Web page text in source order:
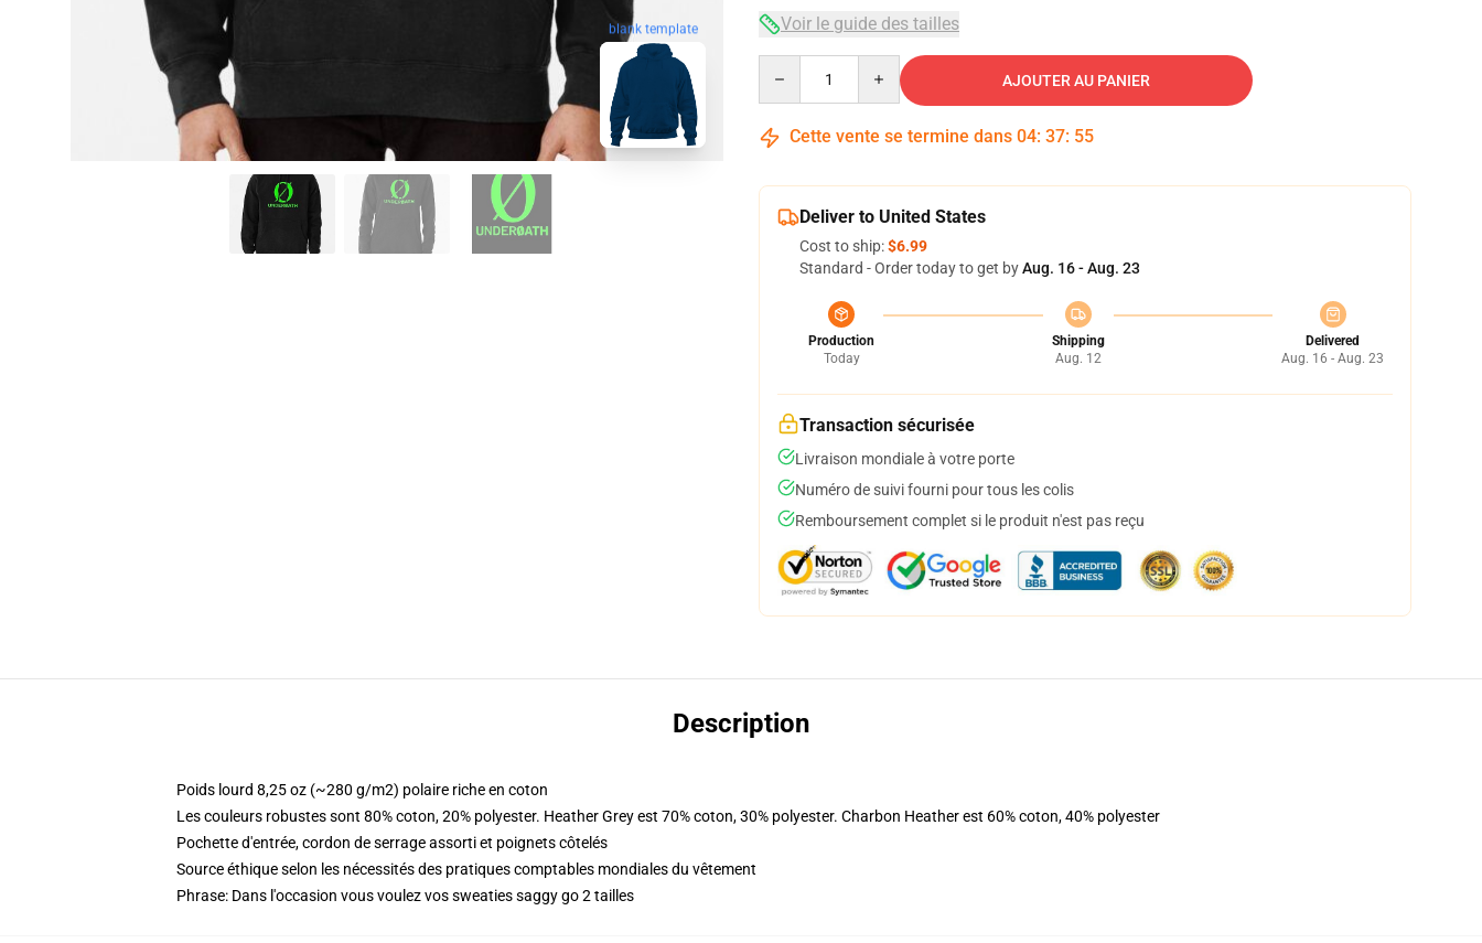
blank template Voir le guide des tailles
AJOUTER AU PANIER
Cette vente se termine dans 04: 37: 54
Deliver to United States
Cost to ship:$6.99
Standard - Order today to get byAug. 16 - Aug. 23
Production
Today
Shipping
Aug. 12
Delivered
Aug. 16 - Aug. 23
Transaction sécurisée
Livraison mondiale à votre porte
Numéro de suivi fourni pour tous les colis
Remboursement complet si le produit n'est pas reçu
Description
Poids lourd 8,25 oz (~280 g/m2) polaire riche en coton
Les couleurs robustes sont 80% coton, 20% polyester. Heather Grey est 70% coton, 30% polyester. Charbon Heather est 60% coton, 40% polyester
Pochette d'entrée, cordon de serrage assorti et poignets côtelés
Source éthique selon les nécessités des pratiques comptables mondiales du vêtement
Phrase: Dans l'occasion vous voulez vos sweaties saggy go 2 tailles